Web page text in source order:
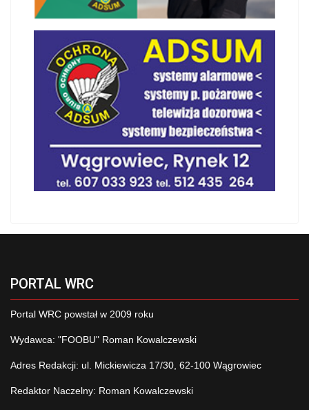
PORTAL WRC
Portal WRC powstał w 2009 roku
Wydawca: "FOOBU" Roman Kowalczewski
Adres Redakcji: ul. Mickiewicza 17/30, 62-100 Wągrowiec
Redaktor Naczelny: Roman Kowalczewski